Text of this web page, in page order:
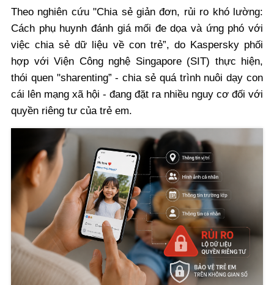
Theo nghiên cứu "Chia sẻ giản đơn, rủi ro khó lường:
Cách phụ huynh đánh giá mối đe dọa và ứng phó với
việc chia sẻ dữ liệu về con trẻ”, do Kaspersky phối
hợp với Viện Công nghệ Singapore (SIT) thực hiện,
thói quen "sharenting” - chia sẻ quá trình nuôi dạy con
cái lên mạng xã hội - đang đặt ra nhiều nguy cơ đối với
quyền riêng tư của trẻ em.